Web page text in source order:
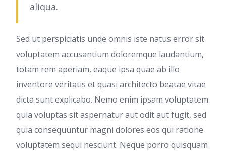
aliqua.
Sed ut perspiciatis unde omnis iste natus error sit
voluptatem accusantium doloremque laudantium,
totam rem aperiam, eaque ipsa quae ab illo
inventore veritatis et quasi architecto beatae vitae
dicta sunt explicabo. Nemo enim ipsam voluptatem
quia voluptas sit aspernatur aut odit aut fugit, sed
quia consequuntur magni dolores eos qui ratione
voluptatem sequi nesciunt. Neque porro quisquam